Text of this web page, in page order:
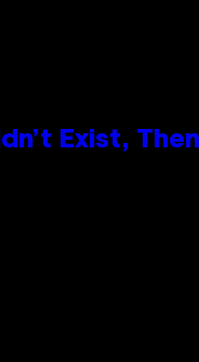
Exist,